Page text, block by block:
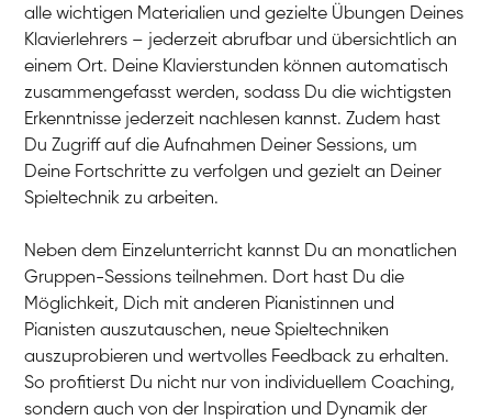
Klavier / Piano / Flügel
Klavier / Piano / Flügel
Hannes
Klavier / Piano / Flügel
Klavier / Piano / Flügel
alle wichtigen Materialien und gezielte Übungen Deines
Klavierlehrers – jederzeit abrufbar und übersichtlich an
einem Ort. Deine Klavierstunden können automatisch
zusammengefasst werden, sodass Du die wichtigsten
Erkenntnisse jederzeit nachlesen kannst. Zudem hast
Du Zugriff auf die Aufnahmen Deiner Sessions, um
Deine Fortschritte zu verfolgen und gezielt an Deiner
Spieltechnik zu arbeiten.
Neben dem Einzelunterricht kannst Du an monatlichen
Gruppen-Sessions teilnehmen. Dort hast Du die
Möglichkeit, Dich mit anderen Pianistinnen und
Pianisten auszutauschen, neue Spieltechniken
auszuprobieren und wertvolles Feedback zu erhalten.
So profitierst Du nicht nur von individuellem Coaching,
sondern auch von der Inspiration und Dynamik der